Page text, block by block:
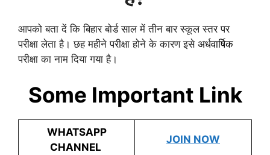
आपको बता दें कि बिहार बोर्ड साल में तीन बार स्कूल स्तर पर
परीक्षा लेता है। छह महीने परीक्षा होने के कारण इसे अर्धवार्षिक
परीक्षा का नाम दिया गया है।
Some Important Link
WHATSAPP
CHANNEL
JOIN NOW